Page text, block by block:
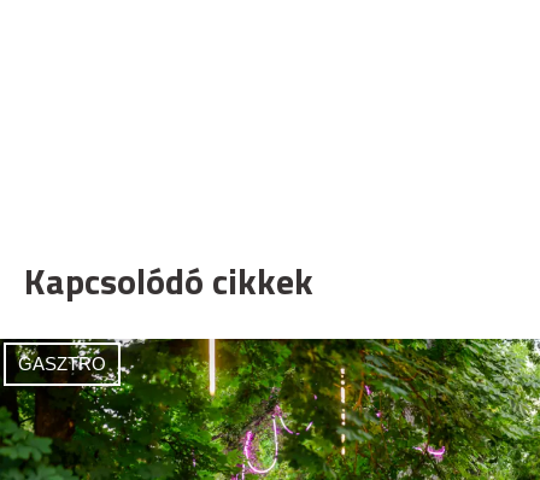
Kapcsolódó cikkek
GASZTRO